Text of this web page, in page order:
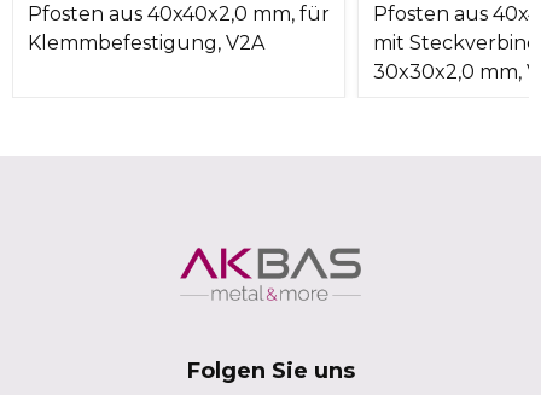
Pfosten aus 40x40x2,0 mm, für
Klemmbefestigung, V2A
Pfosten aus
mit
30x30x2,0 mm,
Folgen Sie uns